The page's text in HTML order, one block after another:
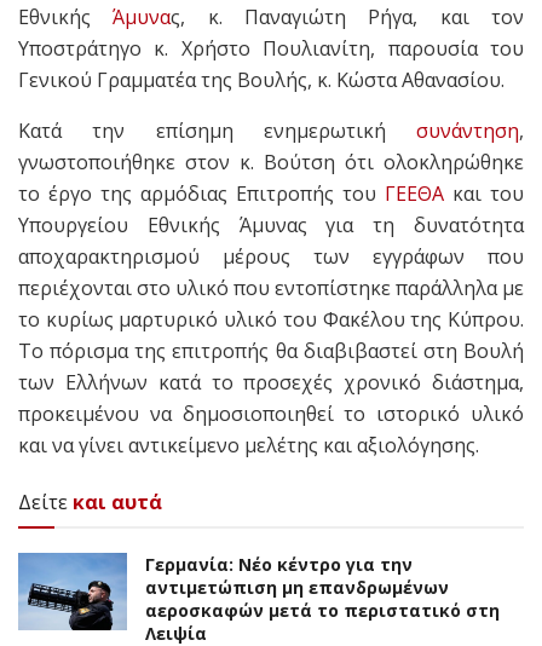
ΕθνικήςΆμυνας, κ. Παναγιώτη Ρήγα, και τον
Υποστράτηγο κ. Χρήστο Πουλιανίτη, παρουσία του
Γενικού Γραμματέα της Βουλής, κ. Κώστα Αθανασίου.
Κατά την επίσημη ενημερωτική συνάντηση,
γνωστοποιήθηκε στον κ. Βούτση ότι ολοκληρώθηκε
το έργο της αρμόδιας Επιτροπής του ΓΕΕΘΑ και του
Υπουργείου Εθνικής Άμυνας για τη δυνατότητα
αποχαρακτηρισμού μέρους των εγγράφων που
περιέχονται στο υλικό που εντοπίστηκε παράλληλα με
το κυρίως μαρτυρικό υλικό του Φακέλου της Κύπρου.
Το πόρισμα της επιτροπής θα διαβιβαστεί στη Βουλή
των Ελλήνων κατά το προσεχές χρονικό διάστημα,
προκειμένου να δημοσιοποιηθεί το ιστορικό υλικό
και να γίνει αντικείμενο μελέτης και αξιολόγησης.
Δείτε και αυτά
Γερμανία: Νέο κέντρο για την
αντιμετώπιση μη επανδρωμένων
αεροσκαφών μετά το περιστατικό στη
Λειψία